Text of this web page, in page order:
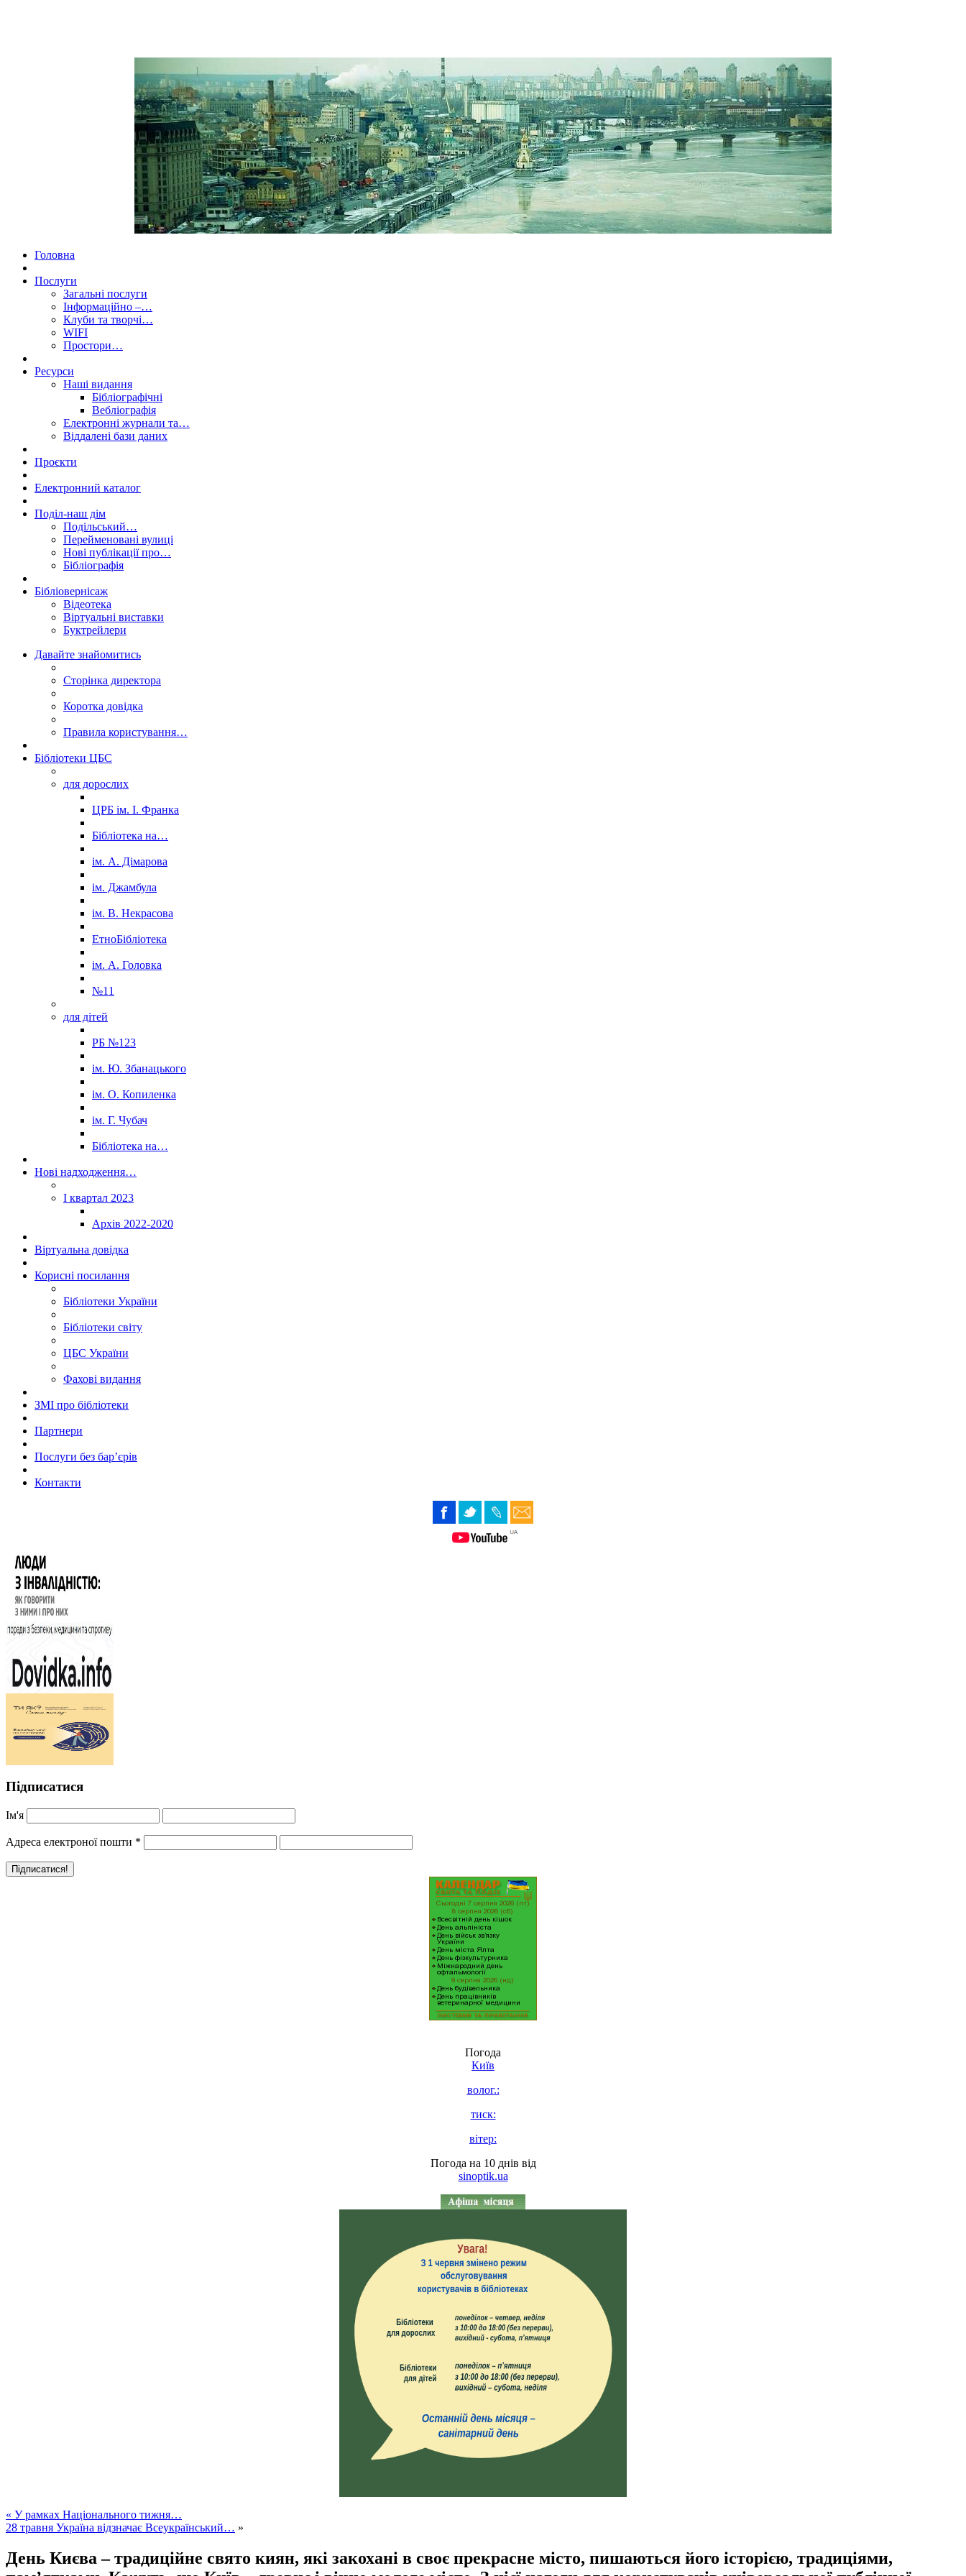
Головна
Послуги
Загальні послуги
Інформаційно –…
Клуби та творчі…
WIFI
Простори…
Ресурси
Наші видання
Бібліографічні
Вебліографія
Електронні журнали та…
Віддалені бази даних
Проєкти
Електронний каталог
Поділ-наш дім
Подільський…
Перейменовані вулиці
Нові публікації про…
Бібліографія
Бібліовернісаж
Відеотека
Віртуальні виставки
Буктрейлери
Давайте знайомитись
Сторінка директора
Коротка довідка
Правила користування…
Бібліотеки ЦБС
для дорослих
ЦРБ ім. І. Франка
Бібліотека на…
ім. А. Дімарова
ім. Джамбула
ім. В. Некрасова
ЕтноБібліотека
ім. А. Головка
№11
для дітей
РБ №123
ім. Ю. Збанацького
ім. О. Копиленка
ім. Г. Чубач
Бібліотека на…
Нові надходження…
I квартал 2023
Архів 2022-2020
Віртуальна довідка
Корисні посилання
Бібліотеки України
Бібліотеки світу
ЦБС України
Фахові видання
ЗМІ про бібліотеки
Партнери
Послуги без бар’єрів
Контакти
Підписатися
Ім'я
Адреса електроної пошти *
Погода
Київ
волог.:
тиск:
вітер:
Погода на 10 днів від
sinoptik.ua
« У рамках Національного тижня…
28 травня Україна відзначає Всеукраїнський… »
День Києва – традиційне свято киян, які закохані в своє прекрасне місто, пишаються його історією, традиціями,